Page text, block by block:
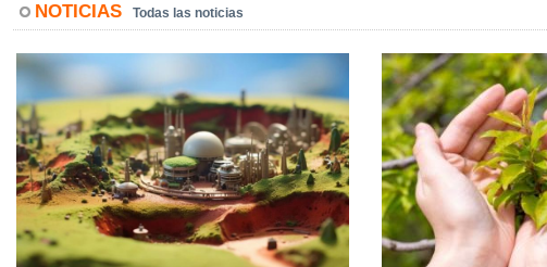
NOTICIAS Todas las noticias